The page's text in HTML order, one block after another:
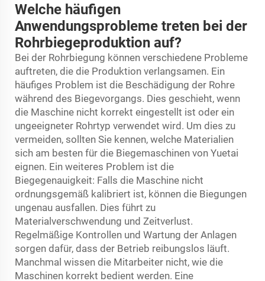
Welche häufigen
Anwendungsprobleme treten bei der
Rohrbiegeproduktion auf?
Bei der Rohrbiegung können verschiedene Probleme
auftreten, die die Produktion verlangsamen. Ein
häufiges Problem ist die Beschädigung der Rohre
während des Biegevorgangs. Dies geschieht, wenn
die Maschine nicht korrekt eingestellt ist oder ein
ungeeigneter Rohrtyp verwendet wird. Um dies zu
vermeiden, sollten Sie kennen, welche Materialien
sich am besten für die Biegemaschinen von Yuetai
eignen. Ein weiteres Problem ist die
Biegegenauigkeit: Falls die Maschine nicht
ordnungsgemäß kalibriert ist, können die Biegungen
ungenau ausfallen. Dies führt zu
Materialverschwendung und Zeitverlust.
Regelmäßige Kontrollen und Wartung der Anlagen
sorgen dafür, dass der Betrieb reibungslos läuft.
Manchmal wissen die Mitarbeiter nicht, wie die
Maschinen korrekt bedient werden. Eine